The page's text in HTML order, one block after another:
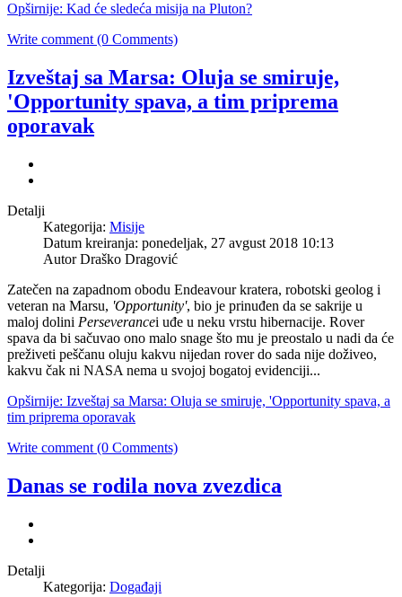
Opširnije: Kad će sledeća misija na Pluton?
Write comment (0 Comments)
Izveštaj sa Marsa: Oluja se smiruje,
'Opportunity spava, a tim priprema
oporavak
Detalji
Kategorija: Misije
Datum kreiranja: ponedeljak, 27 avgust 2018 10:13
AutorDraško Dragović
Zatečen na zapadnom obodu Endeavour kratera, robotski geolog i
veteran na Marsu, 'Opportunity', bio je prinuđen da se sakrije u
maloj dolini Perseverancei uđe u neku vrstu hibernacije. Rover
spava da bi sačuvao ono malo snage što mu je preostalo u nadi da će
preživeti peščanu oluju kakvu nijedan rover do sada nije doživeo,
kakvu čak ni NASA nema u svojoj bogatoj evidenciji...
Opširnije: Izveštaj sa Marsa: Oluja se smiruje, 'Opportunity spava, a
tim priprema oporavak
Write comment (0 Comments)
Danas se rodila nova zvezdica
Detalji
Kategorija: Događaji